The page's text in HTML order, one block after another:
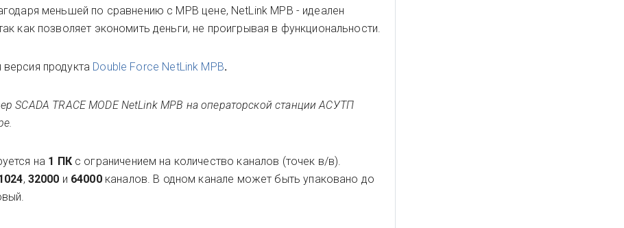
меньшей по сравнению с МРВ цене, NetLink МРВ - идеален
как позволяет экономить деньги, не проигрывая в функциональности.
продукта Double Force NetLink МРВ.
SCADA TRACE MODE NetLink МРВ на операторской станции АСУТП
на 1 ПК с ограничением на количество каналов (точек в/в).
, 32000 и 64000каналов. В одном канале может быть упаковано до